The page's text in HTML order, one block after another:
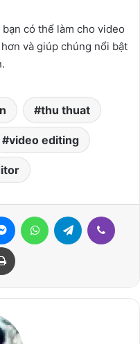
có thể làm cho video
và giúp chúng nổi bật
thu thuat
video editing
MessengerWhatsAppTelegram
Print